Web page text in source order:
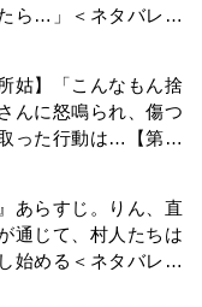
ら…」＜ネタバレあ
姑】「こんなもん捨
んに怒鳴られ、傷つ
った行動は…【第3
あらすじ。りん、直
通じて、村人たちは
始める＜ネタバレあ